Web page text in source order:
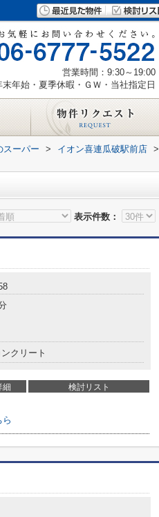
営業時間：9:30～19:00
年始・夏季休暇・ＧＷ・当社指定日
スーパー > イオン喜連瓜破駅前店 >
表示件数：
クリート
細 検討リスト